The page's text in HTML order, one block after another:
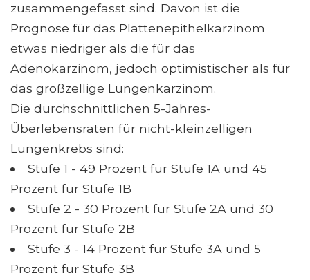
zusammengefasst sind. Davon ist die
Prognose für das Plattenepithelkarzinom
etwas niedriger als die für das
Adenokarzinom, jedoch optimistischer als für
das großzellige Lungenkarzinom.
Die durchschnittlichen 5-Jahres-
Überlebensraten für nicht-kleinzelligen
Lungenkrebs sind:
Stufe 1 - 49 Prozent für Stufe 1A und 45
Prozent für Stufe 1B
Stufe 2 - 30 Prozent für Stufe 2A und 30
Prozent für Stufe 2B
Stufe 3 - 14 Prozent für Stufe 3A und 5
Prozent für Stufe 3B